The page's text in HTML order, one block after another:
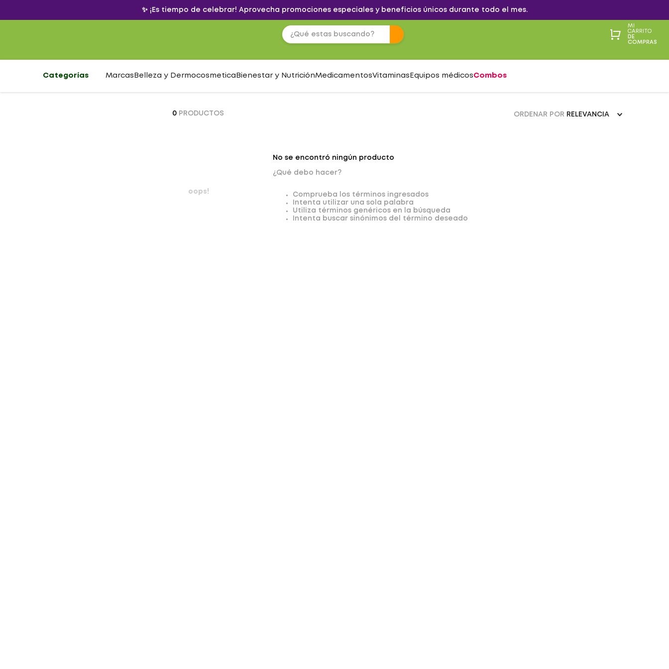
✨ ¡Es tiempo de celebrar! Aprovecha promociones especiales y beneficios únicos durante todo el mes.
MI
CARRITO
DE
COMPRAS
Categorías Marcas Belleza y Dermocosmetica Bienestar y NutriciónMedicamentosVitaminas Equipos médicosCombos
0 PRODUCTOS ORDENAR POR RELEVANCIA
oops!
No se encontró ningún producto
¿Qué debo hacer?
Comprueba los términos ingresados
Intenta utilizar una sola palabra
Utiliza términos genéricos en la búsqueda
Intenta buscar sinónimos del término deseado